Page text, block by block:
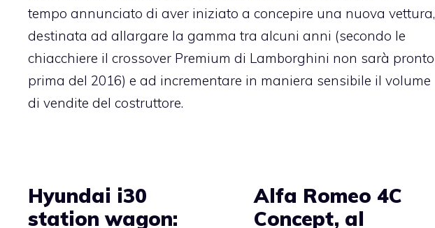
tempo annunciato di aver iniziato a concepire una nuova vettura,
destinata ad allargare la gamma tra alcuni anni (secondo le
chiacchiere il crossover Premium di Lamborghini non sarà pronto
prima del 2016) e ad incrementare in maniera sensibile il volume
di vendite del costruttore.
Hyundai i30
station wagon:
Alfa Romeo 4C
Concept, al